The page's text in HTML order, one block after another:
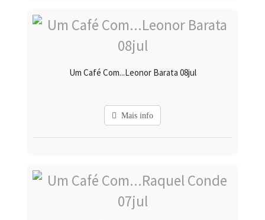
Um Café Com...Leonor Barata 08jul
Mais info